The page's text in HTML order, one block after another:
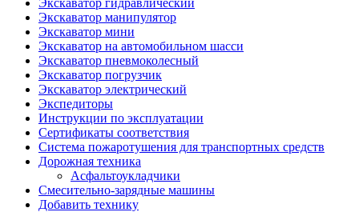
Экскаватор гидравлический
Экскаватор манипулятор
Экскаватор мини
Экскаватор на автомобильном шасси
Экскаватор пневмоколесный
Экскаватор погрузчик
Экскаватор электрический
Экспедиторы
Инструкции по эксплуатации
Сертификаты соответствия
Система пожаротушения для транспортных средств
Дорожная техника
Асфальтоукладчики
Смесительно-зарядные машины
Добавить технику